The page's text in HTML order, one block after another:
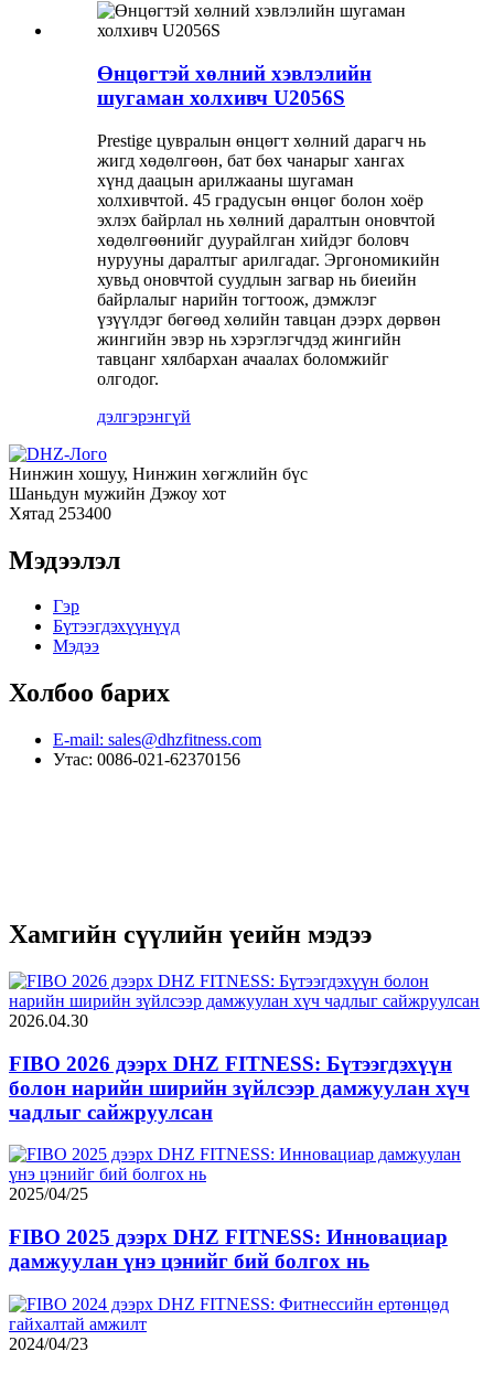
Өнцөгтэй хөлний хэвлэлийн
шугаман холхивч U2056S
Prestige цувралын өнцөгт хөлний дарагч нь
жигд хөдөлгөөн, бат бөх чанарыг хангах
хүнд даацын арилжааны шугаман
холхивчтой. 45 градусын өнцөг болон хоёр
эхлэх байрлал нь хөлний даралтын оновчтой
хөдөлгөөнийг дуурайлган хийдэг боловч
нурууны даралтыг арилгадаг. Эргономикийн
хувьд оновчтой суудлын загвар нь биеийн
байрлалыг нарийн тогтоож, дэмжлэг
үзүүлдэг бөгөөд хөлийн тавцан дээрх дөрвөн
жингийн эвэр нь хэрэглэгчдэд жингийн
тавцанг хялбархан ачаалах боломжийг
олгодог.
дэлгэрэнгүй
Нинжин хошуу, Нинжин хөгжлийн бүс
Шаньдун мужийн Дэжоу хот
Хятад 253400
Мэдээлэл
Гэр
Бүтээгдэхүүнүүд
Мэдээ
Холбоо барих
E-mail: sales@dhzfitness.com
Утас: 0086-021-62370156
Хамгийн сүүлийн үеийн мэдээ
2026.04.30
FIBO 2026 дээрх DHZ FITNESS: Бүтээгдэхүүн
болон нарийн ширийн зүйлсээр дамжуулан хүч
чадлыг сайжруулсан
2025/04/25
FIBO 2025 дээрх DHZ FITNESS: Инновациар
дамжуулан үнэ цэнийг бий болгох нь
2024/04/23